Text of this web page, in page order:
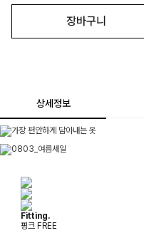
장바구니
상세정보
Fitting.
핑크 FREE